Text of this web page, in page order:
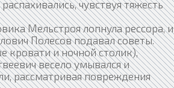
чувствуя тяжесть
Мельстроя лопнула рессора, и
Полесов подавал советы.
и ночной столик),
весело умывался и
рассматривая повреждения